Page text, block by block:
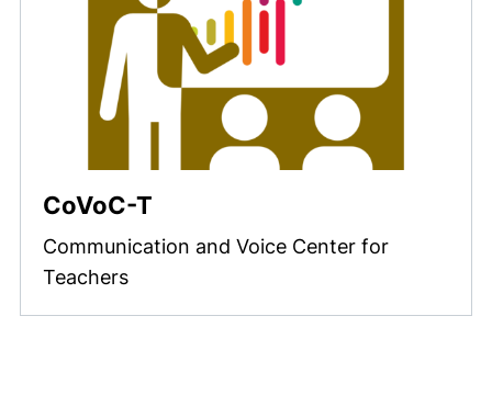
CoVoC-T
Communication and Voice Center for
Teachers